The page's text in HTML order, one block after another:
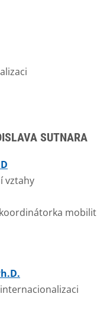
SUTNARA
vztahy
mobilit